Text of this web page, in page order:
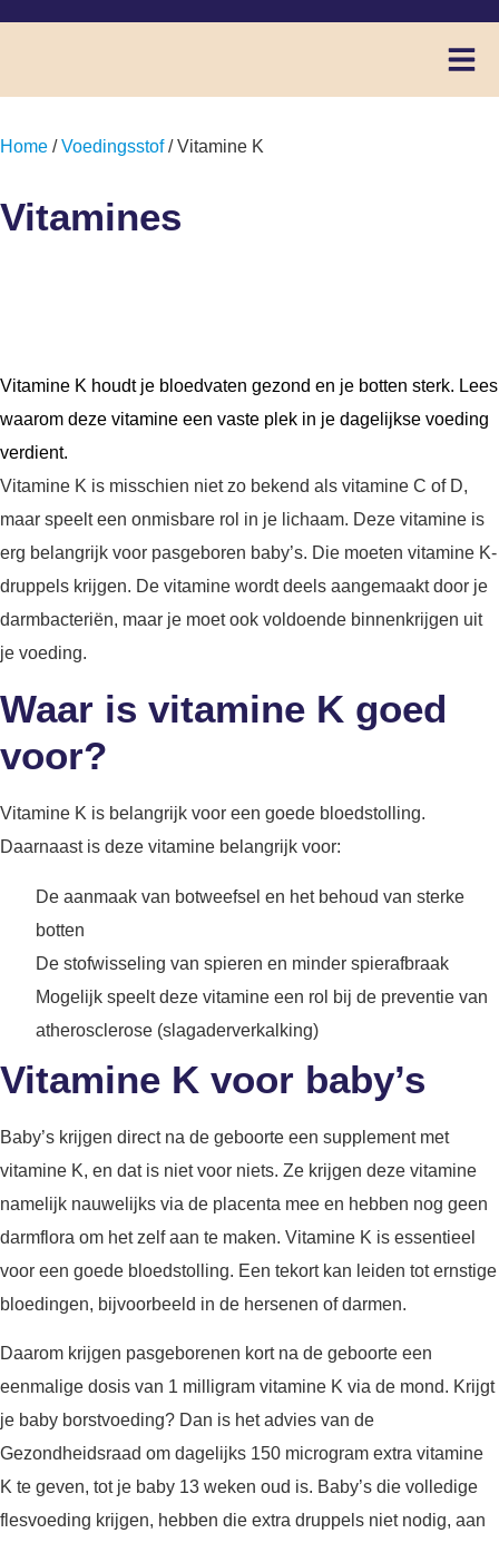
Home /Voedingsstof/ Vitamine K
Vitamines
Vitamine K houdt je bloedvaten gezond en je botten sterk. Lees
waarom deze vitamine een vaste plek in je dagelijkse voeding
verdient.
Vitamine K is misschien niet zo bekend als vitamine C of D,
maar speelt een onmisbare rol in je lichaam. Deze vitamine is
erg belangrijk voor pasgeboren baby’s. Die moeten vitamine K-
druppels krijgen. De vitamine wordt deels aangemaakt door je
darmbacteriën, maar je moet ook voldoende binnenkrijgen uit
je voeding.
Waar is vitamine K goed
voor?
Vitamine K is belangrijk voor een goede bloedstolling.
Daarnaast is deze vitamine belangrijk voor:
De aanmaak van botweefsel en het behoud van sterke
botten
De stofwisseling van spieren en minder spierafbraak
Mogelijk speelt deze vitamine een rol bij de preventie van
atherosclerose (slagaderverkalking)
Vitamine K voor baby’s
Baby’s krijgen direct na de geboorte een supplement met
vitamine K, en dat is niet voor niets. Ze krijgen deze vitamine
namelijk nauwelijks via de placenta mee en hebben nog geen
darmflora om het zelf aan te maken. Vitamine K is essentieel
voor een goede bloedstolling. Een tekort kan leiden tot ernstige
bloedingen, bijvoorbeeld in de hersenen of darmen.
Daarom krijgen pasgeborenen kort na de geboorte een
eenmalige dosis van 1 milligram vitamine K via de mond. Krijgt
je baby borstvoeding? Dan is het advies van de
Gezondheidsraad om dagelijks 150 microgram extra vitamine
K te geven, tot je baby 13 weken oud is. Baby’s die volledige
flesvoeding krijgen, hebben die extra druppels niet nodig, aan